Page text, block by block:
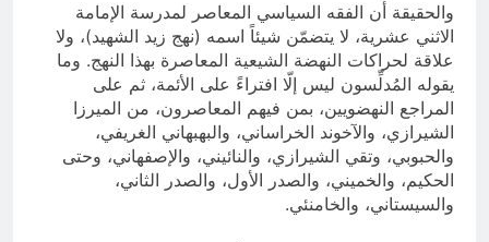
والحقيقة أن الفقه السياسي المعاصر لمدرسة الإمامة
الاثني عشرية، لا يتضمّن شيئاً اسمه (نهج زيد الشهيد)، ولا
علاقة لحراكات النهضة الشيعية المعاصرة بهذا النهج. وما
يقوله المُدلِّسون ليس إلّا افتراءً على الأئمة، ثم على
المراجع النهضويين، بمن فيهم المعاصرون، من الميرزا
الشيرازي، والآخوند الخراساني، والبهبهاني الغريفي،
والحبوبي، وتقي الشيرازي، والنائيني، والإصفهاني، وحتى
الحكيم، والخميني، والصدر الأول، والصدر الثاني،
والسيستاني، والخامنئي.